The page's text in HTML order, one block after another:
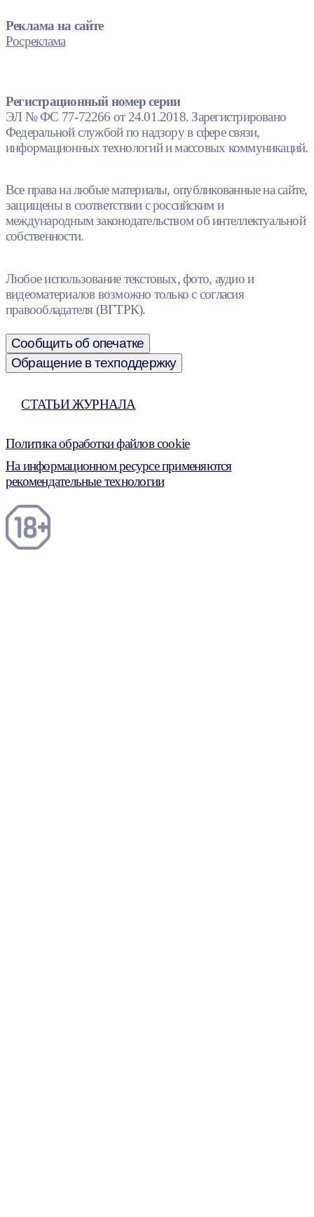
Реклама на сайте
Росреклама
Регистрационный номер серии
ЭЛ № ФС 77-72266 от 24.01.2018. Зарегистрировано
Федеральной службой по надзору в сфере связи,
информационных технологий и массовых коммуникаций.
Все права на любые материалы, опубликованные на сайте,
защищены в соответствии с российским и
международным законодательством об интеллектуальной
собственности.
Любое использование текстовых, фото, аудио и
видеоматериалов возможно только с согласия
правообладателя (ВГТРК).
Сообщить об опечатке
Обращение в техподдержку
СТАТЬИ ЖУРНАЛА
Политика обработки файлов cookie
На информационном ресурсе применяются
рекомендательные технологии